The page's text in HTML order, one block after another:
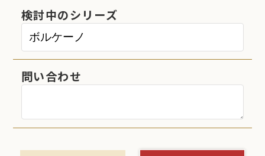
検討中のシリーズ
問い合わせ